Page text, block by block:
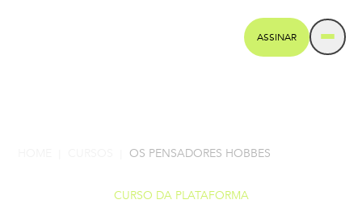
ASSINAR
OS PENSADORES HOBBES
CURSO DA PLATAFORMA